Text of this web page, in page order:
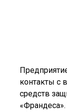
контакты с
средств